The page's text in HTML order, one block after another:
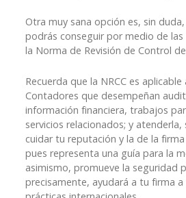
Otra muy sana opción es, sin
podrás conseguir por medio de
la Norma de Revisión de Control de
Recuerda que la NRCC es
Contadores que desempeñan
información financiera, trabajos
servicios relacionados; y atenderla,
cuidar tu reputación y la de la
pues representa una guía para la
asimismo, promueve la seguridad
precisamente, ayudará a tu firma a